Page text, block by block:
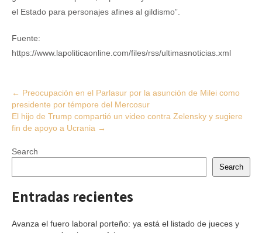
el Estado para personajes afines al gildismo”.
Fuente:
https://www.lapoliticaonline.com/files/rss/ultimasnoticias.xml
Post
navigation
← Preocupación en el Parlasur por la asunción de Milei como
presidente por témpore del Mercosur
El hijo de Trump compartió un video contra Zelensky y sugiere
fin de apoyo a Ucrania →
Search
Search
Entradas recientes
Avanza el fuero laboral porteño: ya está el listado de jueces y